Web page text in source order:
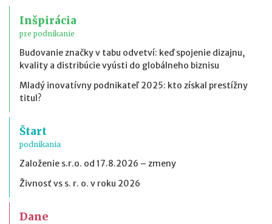
Inšpirácia
pre podnikanie
Budovanie značky v tabu odvetví: keď spojenie dizajnu,
kvality a distribúcie vyústi do globálneho biznisu
Mladý inovatívny podnikateľ 2025: kto získal prestížny
titul?
Štart
podnikania
Založenie s.r.o. od 17.8.2026 – zmeny
Živnosť vs s. r. o. v roku 2026
Dane